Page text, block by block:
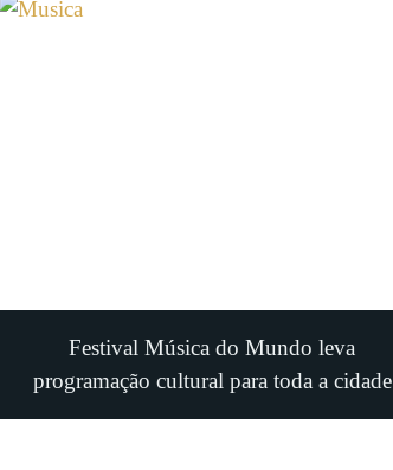
Festival Música do Mundo leva
programação cultural para toda a cidade